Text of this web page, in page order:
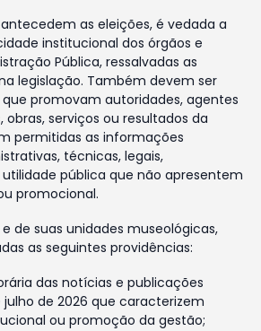
as eleições, é vedada a
institucional dos órgãos e
Pública, ressalvadas as
legislação. Também devem ser
promovam autoridades, agentes
obras, serviços ou resultados da
permitidas as informações
técnicas, legais,
pública que não apresentem
promocional.
de suas unidades museológicas,
as seguintes providências:
das notícias e publicações
de 2026 que caracterizem
ou promoção da gestão;